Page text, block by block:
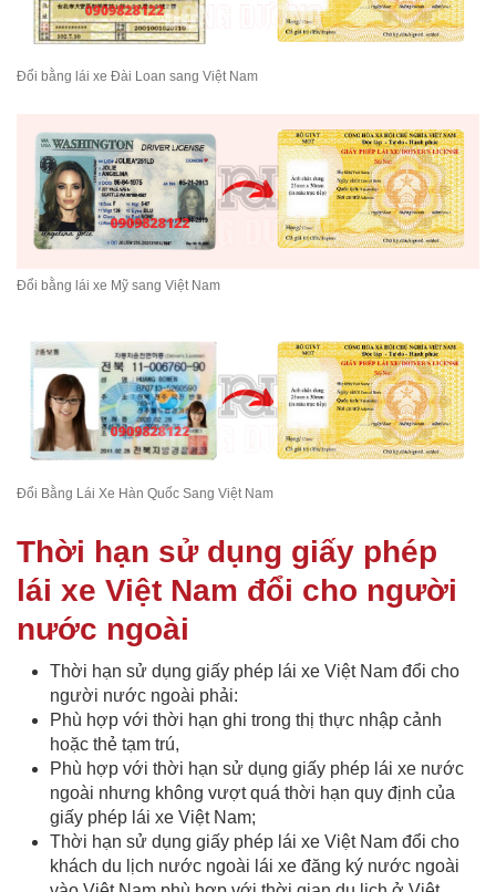
Đổi bằng lái xe Đài Loan sang Việt Nam
Đổi bằng lái xe Mỹ sang Việt Nam
Đổi Bằng Lái Xe Hàn Quốc Sang Việt Nam
Thời hạn sử dụng giấy phép
lái xe Việt Nam đổi cho người
nước ngoài
Thời hạn sử dụng giấy phép lái xe Việt Nam đổi cho
người nước ngoài phải:
Phù hợp với thời hạn ghi trong thị thực nhập cảnh
hoặc thẻ tạm trú,
Phù hợp với thời hạn sử dụng giấy phép lái xe nước
ngoài nhưng không vượt quá thời hạn quy định của
giấy phép lái xe Việt Nam;
Thời hạn sử dụng giấy phép lái xe Việt Nam đổi cho
khách du lịch nước ngoài lái xe đăng ký nước ngoài